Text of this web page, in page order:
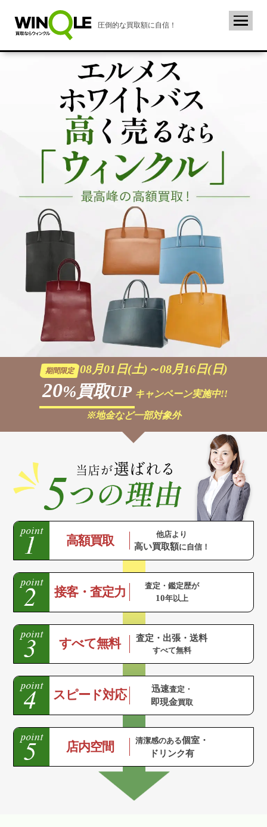
圧倒的な買取額に自信！
期間限定 08月01日(土)～08月16日(日)
20%買取UP キャンペーン実施中!!
※地金など一部対象外
高額買取 他店より
高い買取額に自信！
接客・査定力 査定・鑑定歴が
10年以上
すべて無料 査定・出張・送料
すべて無料
スピード対応 迅速査定・
即現金買取
店内空間 清潔感のある個室・
ドリンク有